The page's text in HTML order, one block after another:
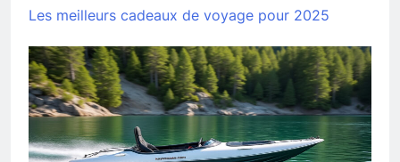
Les meilleurs cadeaux de voyage pour 2025